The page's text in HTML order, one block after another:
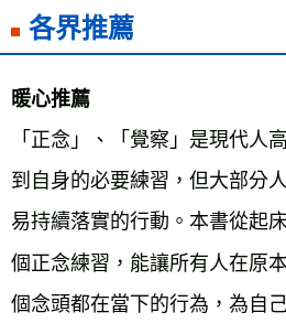
各界推薦
暖心推薦
「正念」、「覺察」是現代人
到自身的必要練習，但大部分
易持續落實的行動。本書從起
個正念練習，能讓所有人在原
個念頭都在當下的行為，為自